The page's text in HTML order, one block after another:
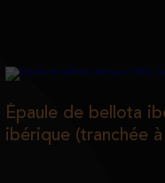
Épaule de bellota
ibérique (tranchée à